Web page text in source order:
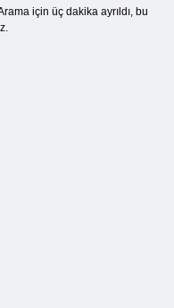
için üç dakika ayrıldı, bu